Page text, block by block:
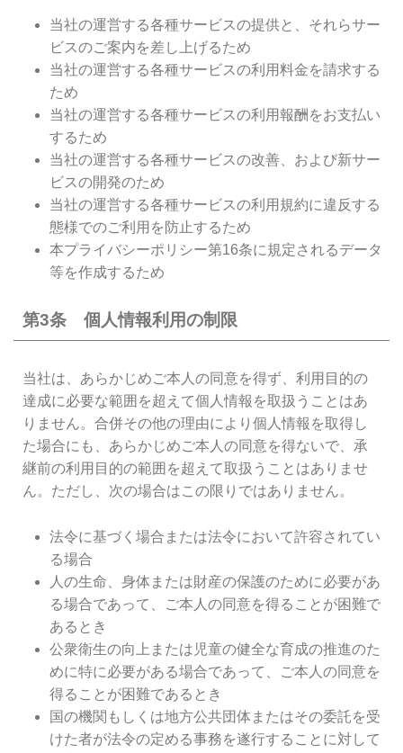
当社の運営する各種サービスの提供と、それらサー
ビスのご案内を差し上げるため
当社の運営する各種サービスの利用料金を請求する
ため
当社の運営する各種サービスの利用報酬をお支払い
するため
当社の運営する各種サービスの改善、および新サー
ビスの開発のため
当社の運営する各種サービスの利用規約に違反する
態様でのご利用を防止するため
本プライバシーポリシー第16条に規定されるデータ
等を作成するため
第3条 個人情報利用の制限
当社は、あらかじめご本人の同意を得ず、利用目的の
達成に必要な範囲を超えて個人情報を取扱うことはあ
りません。合併その他の理由により個人情報を取得し
た場合にも、あらかじめご本人の同意を得ないで、承
継前の利用目的の範囲を超えて取扱うことはありませ
ん。ただし、次の場合はこの限りではありません。
法令に基づく場合または法令において許容されてい
る場合
人の生命、身体または財産の保護のために必要があ
る場合であって、ご本人の同意を得ることが困難で
あるとき
公衆衛生の向上または児童の健全な育成の推進のた
めに特に必要がある場合であって、ご本人の同意を
得ることが困難であるとき
国の機関もしくは地方公共団体またはその委託を受
けた者が法令の定める事務を遂行することに対して